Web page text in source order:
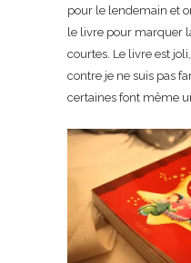
pour le lendemain et
le livre pour marquer
courtes. Le livre est
contre je ne suis pas
certaines font même